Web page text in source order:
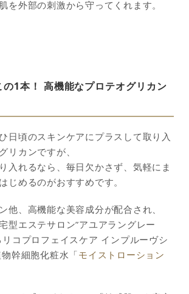
を外部の刺激から守ってくれます。
の1本！ 高機能なプロテオグリカン
日頃のスキンケアにプラスして取り入
リカンですが、
入れるなら、毎日欠かさず、気軽にま
じめるのがおすすめです。
他、高機能な美容成分が配合され、
型エステサロン”アユアラングレー
リコプロフェイスケア インプルーヴシ
幹細胞化粧水「モイストローション